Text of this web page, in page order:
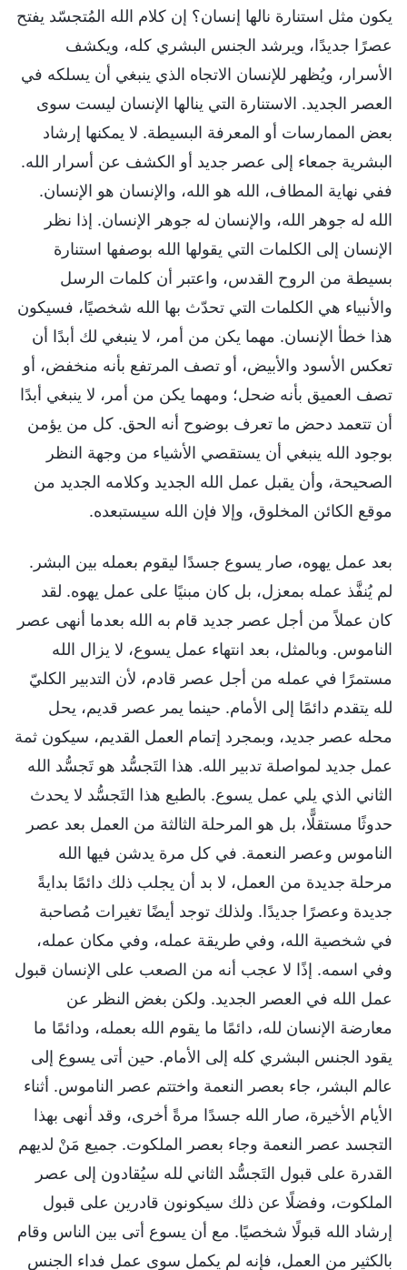
يكون مثل استنارة نالها إنسان؟ إن كلام الله المُتجسّد يفتح
عصرًا جديدًا، ويرشد الجنس البشري كله، ويكشف
الأسرار، ويُظهر للإنسان الاتجاه الذي ينبغي أن يسلكه في
العصر الجديد. الاستنارة التي ينالها الإنسان ليست سوى
بعض الممارسات أو المعرفة البسيطة. لا يمكنها إرشاد
البشرية جمعاء إلى عصر جديد أو الكشف عن أسرار الله.
ففي نهاية المطاف، الله هو الله، والإنسان هو الإنسان.
الله له جوهر الله، والإنسان له جوهر الإنسان. إذا نظر
الإنسان إلى الكلمات التي يقولها الله بوصفها استنارة
بسيطة من الروح القدس، واعتبر أن كلمات الرسل
والأنبياء هي الكلمات التي تحدّث بها الله شخصيًا، فسيكون
هذا خطأ الإنسان. مهما يكن من أمر، لا ينبغي لك أبدًا أن
تعكس الأسود والأبيض، أو تصف المرتفع بأنه منخفض، أو
تصف العميق بأنه ضحل؛ ومهما يكن من أمر، لا ينبغي أبدًا
أن تتعمد دحض ما تعرف بوضوح أنه الحق. كل من يؤمن
بوجود الله ينبغي أن يستقصي الأشياء من وجهة النظر
الصحيحة، وأن يقبل عمل الله الجديد وكلامه الجديد من
موقع الكائن المخلوق، وإلا فإن الله سيستبعده.
بعد عمل يهوه، صار يسوع جسدًا ليقوم بعمله بين البشر.
لم يُنفَّذ عمله بمعزل، بل كان مبنيًا على عمل يهوه. لقد
كان عملاً من أجل عصر جديد قام به الله بعدما أنهى عصر
الناموس. وبالمثل، بعد انتهاء عمل يسوع، لا يزال الله
مستمرًا في عمله من أجل عصر قادم، لأن التدبير الكليّ
لله يتقدم دائمًا إلى الأمام. حينما يمر عصر قديم، يحل
محله عصر جديد، وبمجرد إتمام العمل القديم، سيكون ثمة
عمل جديد لمواصلة تدبير الله. هذا التَجسُّد هو تَجسُّد الله
الثاني الذي يلي عمل يسوع. بالطبع هذا التَجسُّد لا يحدث
حدوثًا مستقلًّا، بل هو المرحلة الثالثة من العمل بعد عصر
الناموس وعصر النعمة. في كل مرة يدشن فيها الله
مرحلة جديدة من العمل، لا بد أن يجلب ذلك دائمًا بدايةً
جديدة وعصرًا جديدًا. ولذلك توجد أيضًا تغيرات مُصاحبة
في شخصية الله، وفي طريقة عمله، وفي مكان عمله،
وفي اسمه. إذًا لا عجب أنه من الصعب على الإنسان قبول
عمل الله في العصر الجديد. ولكن بغض النظر عن
معارضة الإنسان لله، دائمًا ما يقوم الله بعمله، ودائمًا ما
يقود الجنس البشري كله إلى الأمام. حين أتى يسوع إلى
عالم البشر، جاء بعصر النعمة واختتم عصر الناموس. أثناء
الأيام الأخيرة، صار الله جسدًا مرةً أخرى، وقد أنهى بهذا
التجسد عصر النعمة وجاء بعصر الملكوت. جميع مَنْ لديهم
القدرة على قبول التَجسُّد الثاني لله سيُقادون إلى عصر
الملكوت، وفضلًا عن ذلك سيكونون قادرين على قبول
إرشاد الله قبولًا شخصيًا. مع أن يسوع أتى بين الناس وقام
بالكثير من العمل، فإنه لم يكمل سوى عمل فداء الجنس